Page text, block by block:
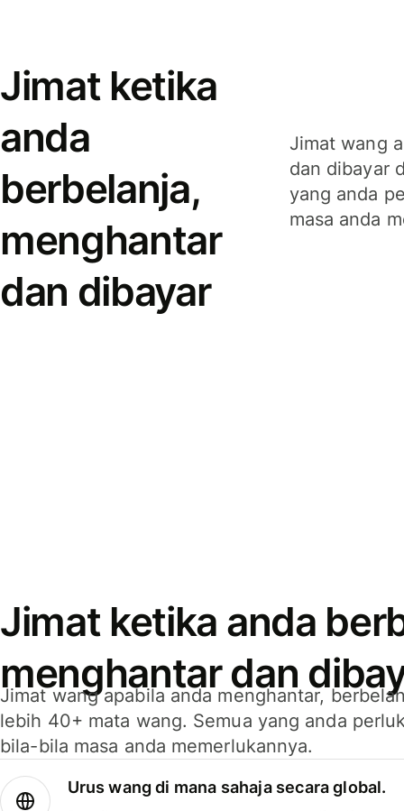
Jimat ketika
anda
berbelanja,
menghantar
dan dibayar
Jimat wang
dan dibayar
yang anda
masa anda
Jimat ketika anda
menghantar dan
Jimat wang apabila anda menghantar,
lebih 40+ mata wang. Semua yang anda
bila-bila masa anda memerlukannya.
Urus wang di mana sahaja secara global.